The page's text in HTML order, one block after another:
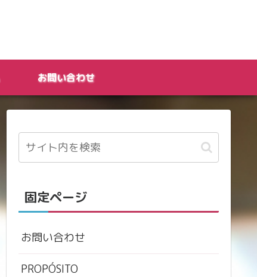
お問い合わせ
固定ページ
お問い合わせ
PROPÓSITO